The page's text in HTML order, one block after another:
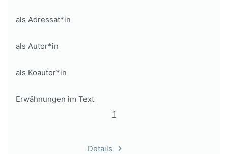
als Adressat*in
als Autor*in
als Koautor*in
Erwähnungen im Text
1
Details